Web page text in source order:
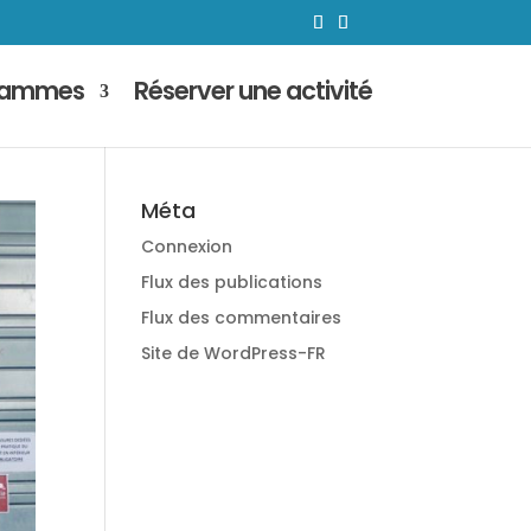
Réserver une activité
Méta
Connexion
Flux des publications
Flux des commentaires
Site de WordPress-FR